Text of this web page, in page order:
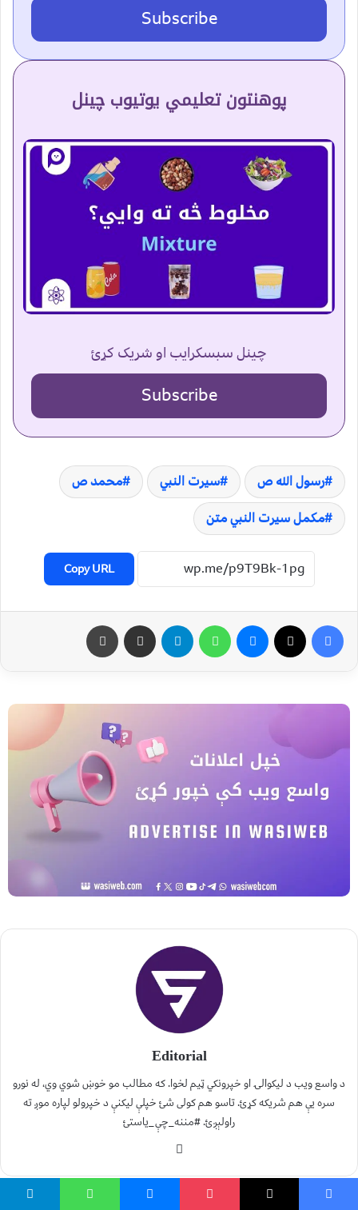
Subscribe
پوهنتون تعلیمي یوتیوب چینل
چینل سبسکرایب او شریک کړئ
Subscribe
رسول الله ص سیرت النبي
محمد ص
مکمل سیرت النبي متن
Copy URL
Editorial
د واسع ویب د لیکوالۍ او خپرونکي ټیم لخوا. که مطالب مو خوښ شوي وي، له نورو
سره یې هم شریکه کړئ. تاسو هم کولی شئ خپلې لیکنې د خپرولو لپاره موږ ته
راولېږئ. #مننه_چې_یاستئ